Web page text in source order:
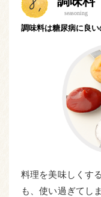
seasoning
調味料は糖尿病に良い
料理を美味しくす
も、使い過ぎてし